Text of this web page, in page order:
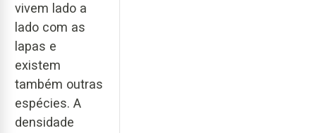
vivem lado a
lado com as
lapas e
existem
também outras
espécies. A
densidade